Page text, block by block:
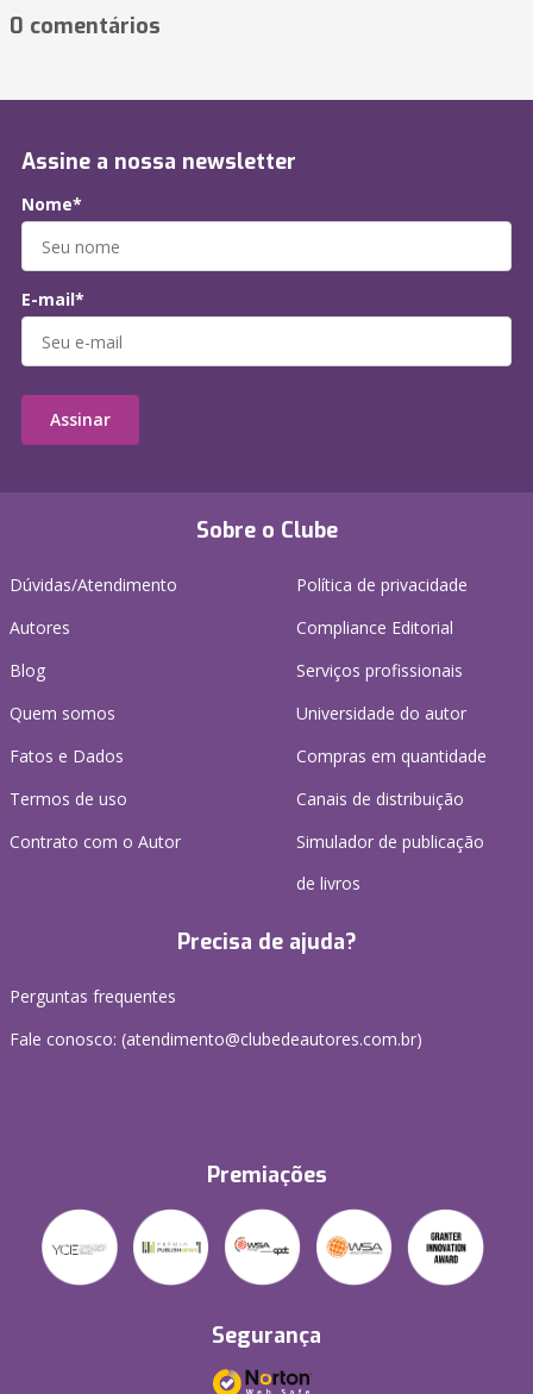
0 comentários
Sobre o Clube
Dúvidas/Atendimento
Autores
Blog
Quem somos
Fatos e Dados
Termos de uso
Contrato com o Autor
Política de privacidade
Compliance Editorial
Serviços profissionais
Universidade do autor
Compras em quantidade
Canais de distribuição
Simulador de publicação
de livros
Precisa de ajuda?
Perguntas frequentes
Fale conosco: (atendimento@clubedeautores.com.br)
Premiações
Segurança
Assine a nossa newsletter
Nome*
E-mail*
Assinar